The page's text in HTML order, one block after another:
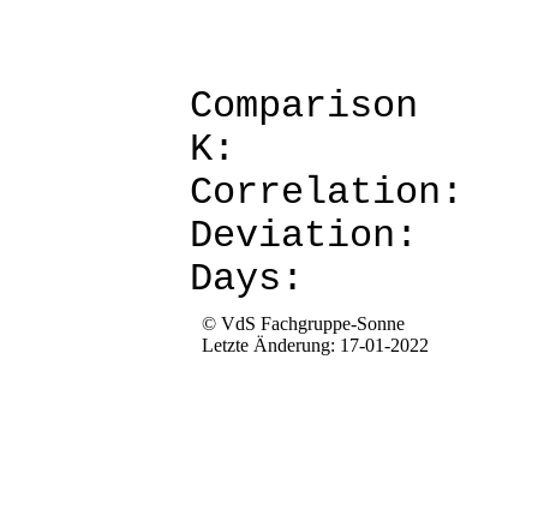
K:
© VdS Fachgruppe-Sonne
Letzte Änderung: 17-01-2022